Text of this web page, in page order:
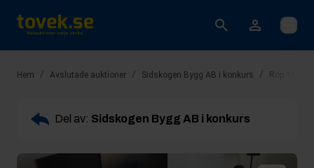
Öppna
Hem / Avslutade auktioner / Sidskogen Bygg AB i konkurs / Rop 11:
Del av: Sidskogen Bygg AB i konkurs